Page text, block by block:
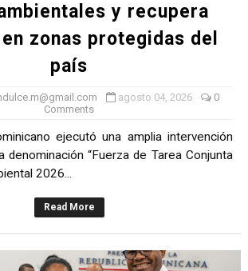
y recupera
zonas protegidas del
país
agosto 04, 2026
0
Comments
ejecutó una amplia intervención
denominación “Fuerza de Tarea Conjunta
2026...
Read More